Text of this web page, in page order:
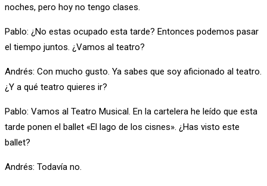
noches, pero hoy no tengo clases.
Pablo: ¿No estas ocupado esta tarde? Entonces podemos pasar
el tiempo juntos. ¿Vamos al teatro?
Andrés: Con mucho gusto. Ya sabes que soy aficionado al teatro.
¿Y a qué teatro quieres ir?
Pablo: Vamos al Teatro Musical. En la cartelera he leído que esta
tarde ponen el ballet «El lago de los cisnes». ¿Has visto este
ballet?
Andrés: Todavía no.